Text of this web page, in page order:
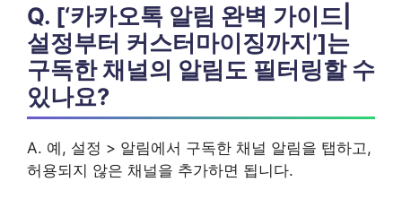
Q. [‘카카오톡 알림 완벽 가이드|
설정부터 커스터마이징까지’]는
구독한 채널의 알림도 필터링할 수
있나요?
A. 예, 설정 > 알림에서 구독한 채널 알림을 탭하고,
허용되지 않은 채널을 추가하면 됩니다.